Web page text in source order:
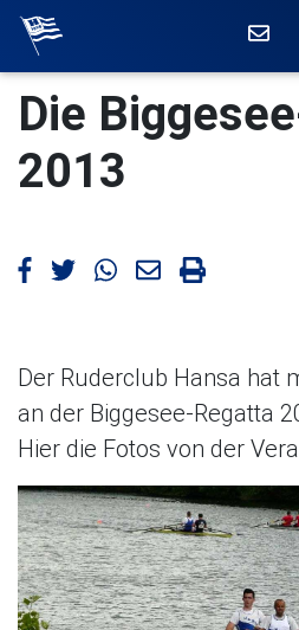
Willkommen
Die
Die
2013
Artikel bei Facebook teilen
Artikel bei Twitter teilen
Artikel bei WhatsApp
Artikel mailen
Artikel
Der Ruderclub Hansa hat
an der Biggesee-Regatta
Hier die Fotos von der